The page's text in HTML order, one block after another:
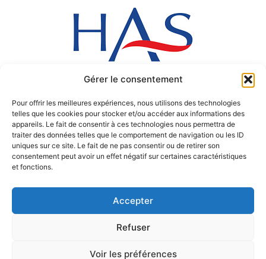
Gérer le consentement
Pour offrir les meilleures expériences, nous utilisons des technologies
telles que les cookies pour stocker et/ou accéder aux informations des
appareils. Le fait de consentir à ces technologies nous permettra de
traiter des données telles que le comportement de navigation ou les ID
uniques sur ce site. Le fait de ne pas consentir ou de retirer son
consentement peut avoir un effet négatif sur certaines caractéristiques
et fonctions.
Accepter
Refuser
Voir les préférences
Copyright © 2017 Polyclinique de Blois